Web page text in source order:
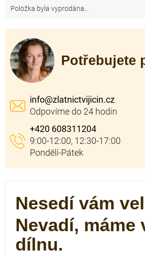
Položka byla vyprodána…
Potřebujete
info@zlatnictvijicin.cz
+420 608311204
Nesedí vám
Nevadí, máme
dílnu.